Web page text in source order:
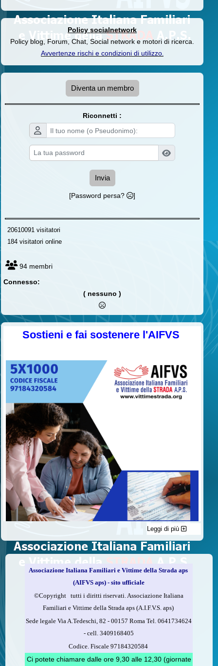
Policy socialnetwork
Policy blog, Forum, Chat, Social network e motori di ricerca.
Avvertenze rischi e condizioni di utilizzo.
Diventa un membro
Riconnetti :
Invia
[Password persa? ]
20610091 visitatori
184 visitatori online
94 membri
Connesso:
( nessuno )
Sostieni e fai sostenere l'AIFVS
C'è un modo di contribuire alle attività dell’A.I.F.V.S. a favore
delle vittime della strada e per dare giustizia ai superstiti ed ai
loro familiari che non costa nulla: devolvere il 5 per mille della
propria dichiarazione dei redditi all’A.I.F.V.S.
Compila la scheda CUD o del modello 730.
Firma nel riquadro indicato come “Sostegno delle
organizzazioni non lucrative di utilità sociale, delle associazioni
Indica nel riquadro il codice fiscale dell’A.I.F.V.S.:
97184320584
Leggi di più
Associazione Italiana Familiari e Vittime della Strada aps
(AIFVS aps) - sito ufficiale
©​Copyright tutti i diritti riservati. Associazione Italiana
Familiari e Vittime della Strada aps (A.I.F.V.S. aps)
Sede legale Via A.Tedeschi, 82 - 00157 Roma Tel. 0641734624
-cell.3409168405
Codice. Fiscale 97184320584
Ci potete chiamare dalle ore 9,30 alle 12,30 (giornate